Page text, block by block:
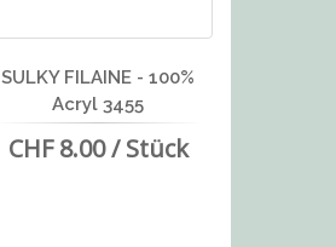
SULKY FILAINE - 100%
Acryl 3455
CHF 8.00 / Stück